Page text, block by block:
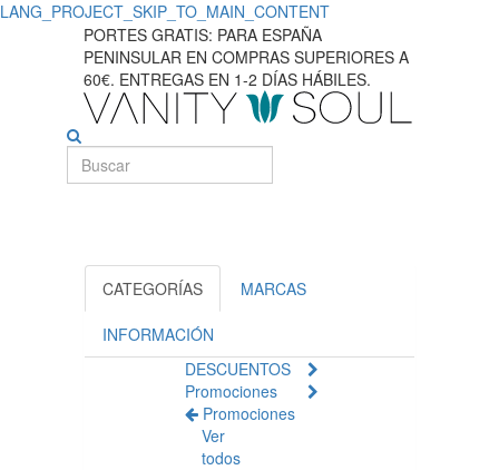
LANG_PROJECT_SKIP_TO_MAIN_CONTENT
Descubra
productos
limpieza
eficaces
PORTES GRATIS: PARA ESPAÑA
PENINSULAR EN COMPRAS SUPERIORES A
60€. ENTREGAS EN 1-2 DÍAS HÁBILES.
CATEGORÍAS MARCAS
INFORMACIÓN
DESCUENTOS
Promociones
Promociones
Ver
todos